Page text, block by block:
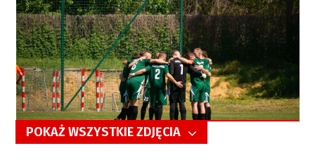
POKAŻ WSZYSTKIE ZDJĘCIA